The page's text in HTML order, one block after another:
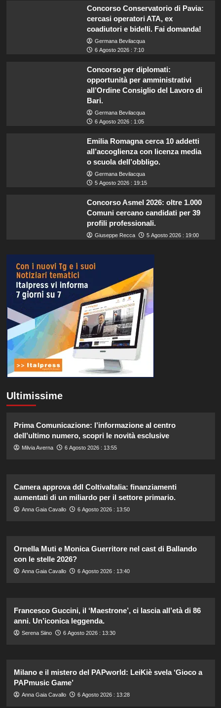
Concorso Conservatorio di Pavia:
cercasi operatori ATA, ex
coadiutori e bidelli. Fai domanda!
Germana Bevilacqua
6 Agosto 2026 : 7:10
Concorso per diplomati:
opportunità per amministrativi
all’Ordine Consiglio del Lavoro di
Bari.
Germana Bevilacqua
6 Agosto 2026 : 1:05
Emilia Romagna cerca 10 addetti
all’accoglienza con licenza media
o scuola dell’obbligo.
Germana Bevilacqua
5 Agosto 2026 : 19:15
Concorso Asmel 2026: oltre 1.000
Comuni cercano candidati per 39
profili professionali.
Giuseppe Recca 5 Agosto 2026 : 19:00
Ultimissime
Prima Comunicazione: l’informazione al centro
dell’ultimo numero, scopri le novità esclusive
Milvia Averna 6 Agosto 2026 : 13:55
Camera approva ddl ColtivaItalia: finanziamenti
aumentati di un miliardo per il settore primario.
Anna Gaia Cavallo 6 Agosto 2026 : 13:50
Ornella Muti e Monica Guerritore nel cast di Ballando
con le stelle 2026?
Anna Gaia Cavallo 6 Agosto 2026 : 13:40
Francesco Guccini, il ‘Maestrone’, ci lascia all’età di 86
anni. Un’iconica leggenda.
Serena Siino 6 Agosto 2026 : 13:30
Milano e il mistero del PAPworld: LeiKiè svela ‘Gioco a
PAPmusic Game’
Anna Gaia Cavallo 6 Agosto 2026 : 13:28